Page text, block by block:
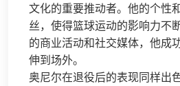
文化的重要推动者。他的个性
丝，使得篮球运动的影响力不
的商业活动和社交媒体，他成
伸到场外。
奥尼尔在退役后的表现同样出